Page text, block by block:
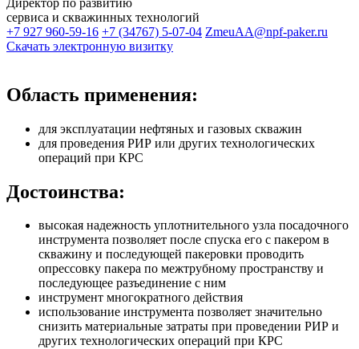
сервиса и скважинных технологий
+7 927 960-59-16 +7 (34767) 5-07-04 ZmeuAA@npf-paker.ru
Скачать электронную визитку
Область применения:
для эксплуатации нефтяных и газовых скважин
для проведения РИР или других технологических
операций при КРС
Достоинства:
высокая надежность уплотнительного узла посадочного
инструмента позволяет после спуска его с пакером в
скважину и последующей пакеровки проводить
опрессовку пакера по межтрубному пространству и
последующее разъединение с ним
инструмент многократного действия
использование инструмента позволяет значительно
снизить материальные затраты при проведении РИР и
других технологических операций при КРС